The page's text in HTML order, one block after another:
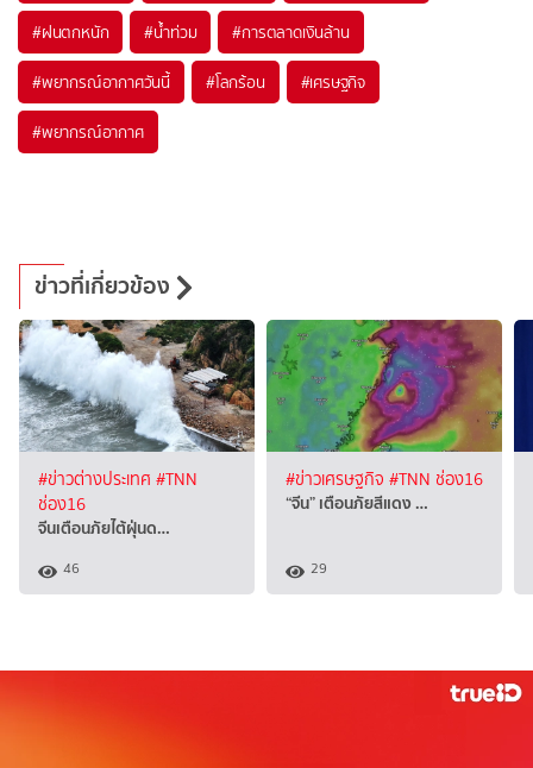
#ฝนตกหนัก #น้ำท่วม #การตลาดเงินล้าน
#พยากรณ์อากาศวันนี้ #โลกร้อน #เศรษฐกิจ
#พยากรณ์อากาศ
ข่าวที่เกี่ยวข้อง
#ข่าวต่างประเทศ #TNN
ช่อง16
จีนเตือนภัยไต้ฝุ่นด…
46
#ข่าวเศรษฐกิจ #TNN ช่อง16
“จีน” เตือนภัยสีแดง …
29